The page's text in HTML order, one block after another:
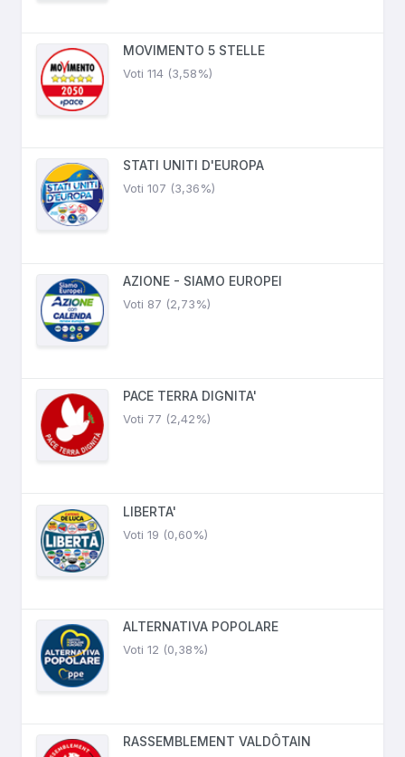
MOVIMENTO 5 STELLE
Voti 114 (3,58%)
STATI UNITI D'EUROPA
Voti 107 (3,36%)
AZIONE - SIAMO EUROPEI
Voti 87 (2,73%)
PACE TERRA DIGNITA'
Voti 77 (2,42%)
LIBERTA'
Voti 19 (0,60%)
ALTERNATIVA POPOLARE
Voti 12 (0,38%)
RASSEMBLEMENT VALDÔTAIN